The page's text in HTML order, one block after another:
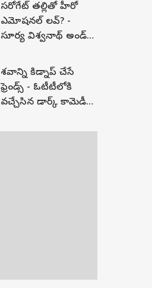
సరోగేట్ తల్లితో హీరో
ఎమోషనల్ లవ్? -
సూర్య విశ్వనాథ్ అండ్
శవాన్ని కిడ్నాప్ చేసే
ఫ్రెండ్స్ - ఓటీటీలోకి
వచ్చేసిన డార్క్ కామెడీ
చూడొచ్చంటే?